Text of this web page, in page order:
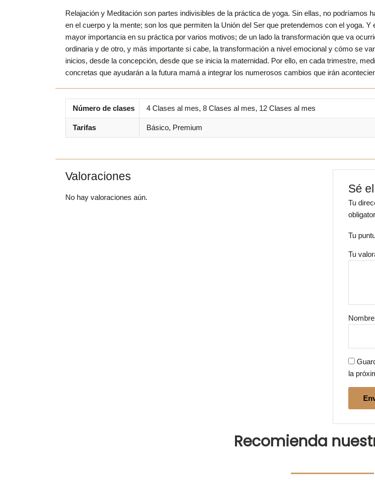
Relajación y Meditación son partes indivisibles de la práctica de yoga. Sin ellas, no podríamos
en el cuerpo y la mente; son los que permiten la Unión del Ser que pretendemos con el yoga.
mayor importancia en su práctica por varios motivos; de un lado la transformación que va
ordinaria y de otro, y más importante si cabe, la transformación a nivel emocional y cómo se
inicios, desde la concepción, desde que se inicia la maternidad. Por ello, en cada trimestre,
concretas que ayudarán a la futura mamá a integrar los numerosos cambios que irán
Número de clases 4 Clases al mes, 8 Clases al mes, 12 Clases al mes
Tarifas Básico, Premium
Valoraciones
No hay valoraciones aún.
Sé
Tu
Tu
Tu
Nombre
la
Recomienda